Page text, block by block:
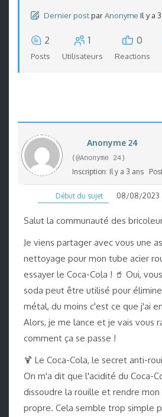
Dernier postparAnonyme Il y a
2
Posts
1
Utilisateurs
0
Reactions
Anonyme 24
(@Anonyme 24)
Inscription: Il y a 3 ans
Début du sujet 08/08/2023
Salut la communauté des
Je viens partager avec vous une
nettoyage pour mon tube acier
essayer le Coca-Cola ! 🥤 Oui,
soda peut être utilisé pour
métal, du moins c'est ce que j'ai
Alors, je me lance et je vais vous
comment ça se passe !
🍹 Le Coca-Cola, le secret anti-
On m'a dit que l'acidité du Coca-
dissoudre la rouille et rendre
propre. Cela semble trop simple